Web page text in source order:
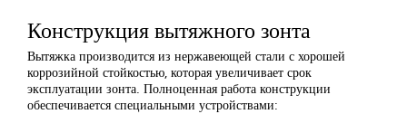
Конструкция вытяжного зонта
Вытяжка производится из нержавеющей стали с хорошей
коррозийной стойкостью, которая увеличивает срок
эксплуатации зонта. Полноценная работа конструкции
обеспечивается специальными устройствами: